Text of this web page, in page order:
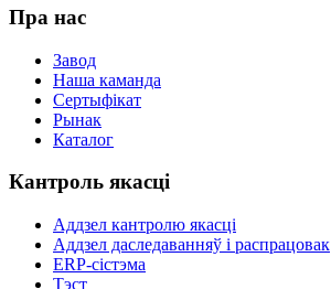
Пра нас
Завод
Наша каманда
Сертыфікат
Рынак
Каталог
Кантроль якасці
Аддзел кантролю якасці
Аддзел даследаванняў і распрацовак
ERP-сістэма
Тэст